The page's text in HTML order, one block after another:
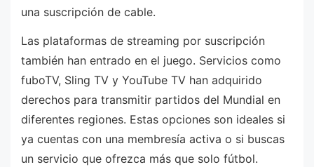
una suscripción de cable.
Las plataformas de streaming por suscripción
también han entrado en el juego. Servicios como
fuboTV, Sling TV y YouTube TV han adquirido
derechos para transmitir partidos del Mundial en
diferentes regiones. Estas opciones son ideales si
ya cuentas con una membresía activa o si buscas
un servicio que ofrezca más que solo fútbol.